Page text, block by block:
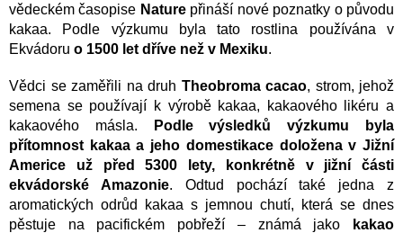
vědeckém časopise Naturepřináší nové poznatky o původu
kakaa. Podle výzkumu byla tato rostlina používána v
Ekvádoru o 1500 let dříve než v Mexiku.
Vědci se zaměřili na druh Theobroma cacao, strom, jehož
semena se používají k výrobě kakaa, kakaového likéru a
kakaového másla.
Podle výsledků výzkumu byla
přítomnost kakaa a jeho domestikace doložena v Jižní
Americe už před 5300 lety, konkrétně v jižní části
ekvádorské Amazonie. Odtud pochází také jedna z
aromatických odrůd kakaa s jemnou chutí, která se dnes
pěstuje na pacifickém pobřeží – známá jako
kakao